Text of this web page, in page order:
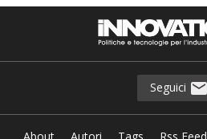
Seguici